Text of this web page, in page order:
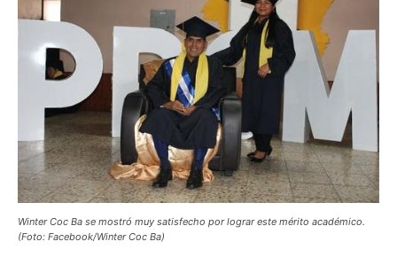
Winter Coc Ba se mostró muy satisfecho por lograr este mérito académico.
(Foto: Facebook/Winter Coc Ba)